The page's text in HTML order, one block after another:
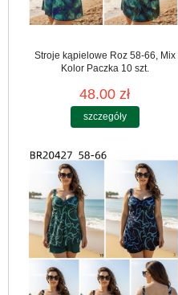
Stroje kąpielowe Roz 58-66, Mix
Kolor Paczka 10 szt.
48.00 zł
szczegóły